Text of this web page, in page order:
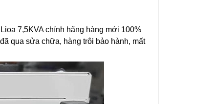
7,5KVA chính hãng hàng mới 100%
qua sửa chữa, hàng trôi bảo hành, mất